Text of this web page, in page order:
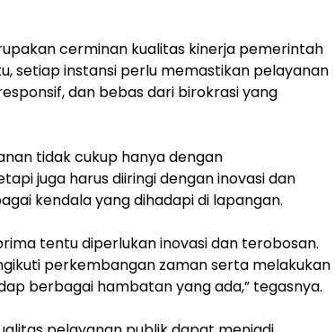
cerminan kualitas kinerja pemerintah
setiap instansi perlu memastikan pelayanan
dan bebas dari birokrasi yang
tidak cukup hanya dengan
juga harus diiringi dengan inovasi dan
kendala yang dihadapi di lapangan.
tentu diperlukan inovasi dan terobosan.
perkembangan zaman serta melakukan
berbagai hambatan yang ada,” tegasnya.